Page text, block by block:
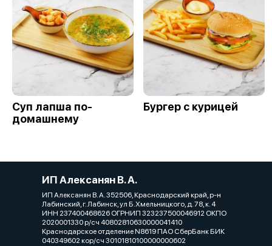
Суп лапша по-
домашнему
Бургер с курицей
ИП Алексанян В. А.
ИП Алексанян В. А. 352506, Краснодарский край, р-н
Лабинский, г. Лабинск, ул Б.Хмельницкого, д. 78, к. 4
ИНН 237400468626 ОГРНИП 323237500046912 ОКПО
2020001330 р/сч 40802810630000041410
Краснодарское отделение N8619 ПАО СберБанк БИК
040349602 кор/сч 30101810100000000602